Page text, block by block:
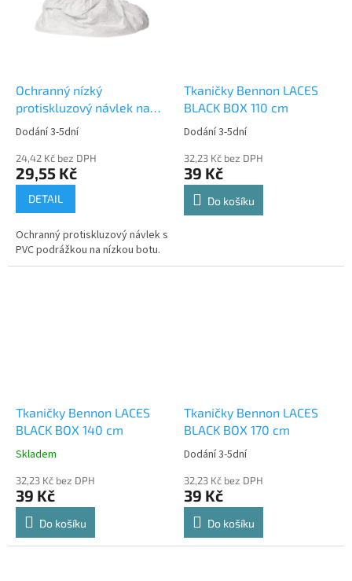
Ochranný nízký
protiskluzový návlek na
obuv Dupont TYVEK POSA
Dodání 3-5dní
24,42 Kč bez DPH
29,55 Kč
DETAIL
Ochranný protiskluzový návlek s
PVC podrážkou na nízkou botu.
Tkaničky Bennon LACES
BLACK BOX 110 cm
Dodání 3-5dní
32,23 Kč bez DPH
39 Kč
Do košíku
Tkaničky Bennon LACES
BLACK BOX 140 cm
Skladem
32,23 Kč bez DPH
39 Kč
Do košíku
Tkaničky Bennon LACES
BLACK BOX 170 cm
Dodání 3-5dní
32,23 Kč bez DPH
39 Kč
Do košíku